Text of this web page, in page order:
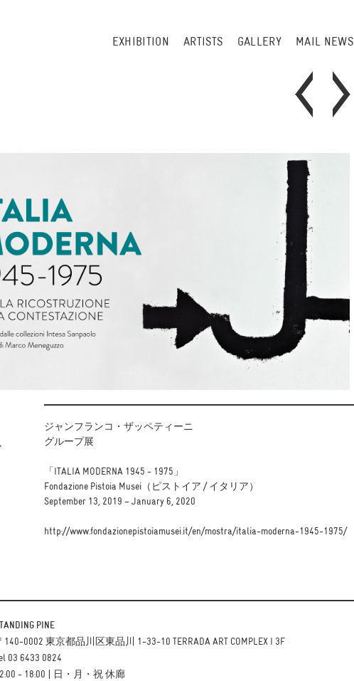
EXHIBITION ARTISTS GALLERY MAIL NEWS
ジャンフランコ・ザッペティーニ
グループ展
「ITALIA MODERNA 1945 - 1975」
Fondazione Pistoia Musei（ピストイア / イタリア）
September 13, 2019 – January 6, 2020
http://www.fondazionepistoiamusei.it/en/mostra/italia-moderna-1945-1975/
PINE
140-0002 東京都品川区東品川 1-33-10 TERRADA ART COMPLEX I 3F
03 6433 0824
- 18:00 | 日・月・祝 休廊